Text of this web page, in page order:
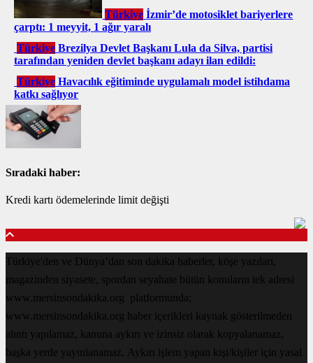
Türkiye İzmir’de motosiklet bariyerlere
çarptı: 1 meyyit, 1 ağır yaralı
Türkiye Brezilya Devlet Başkanı Lula da Silva, partisi
tarafından yeniden devlet başkanı adayı ilan edildi:
Türkiye Havacılık eğitiminde uygulamalı model istihdama
katkı sağlıyor
Sıradaki haber:
Kredi kartı ödemelerinde limit değişti
Türkiye'den ve Dünya’dan son dakika haberler, köşe yazıları,
magazinden siyasete, spordan seyahate bütün konuların tek adresi
www.mersinsondakika.org platformunda;
www.mersinsondakika.org haber içerikleri kaynak gösterilmeden
alıntı yapılamaz, kanuna aykırı ve izinsiz olarak kopyalanamaz,
başka yerde yayınlanamaz. Aykırı işlem yapan kişi/kişiler için yasal